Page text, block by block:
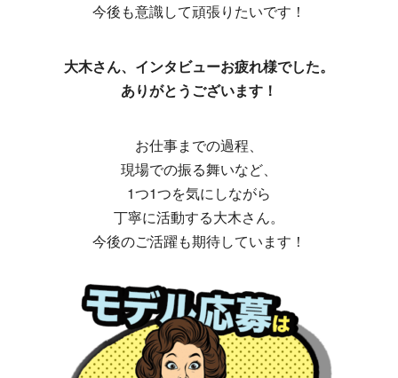
今後も意識して頑張りたいです！
大木さん、インタビューお疲れ様でした。
ありがとうございます！
お仕事までの過程、
現場での振る舞いなど、
1つ1つを気にしながら
丁寧に活動する大木さん。
今後のご活躍も期待しています！